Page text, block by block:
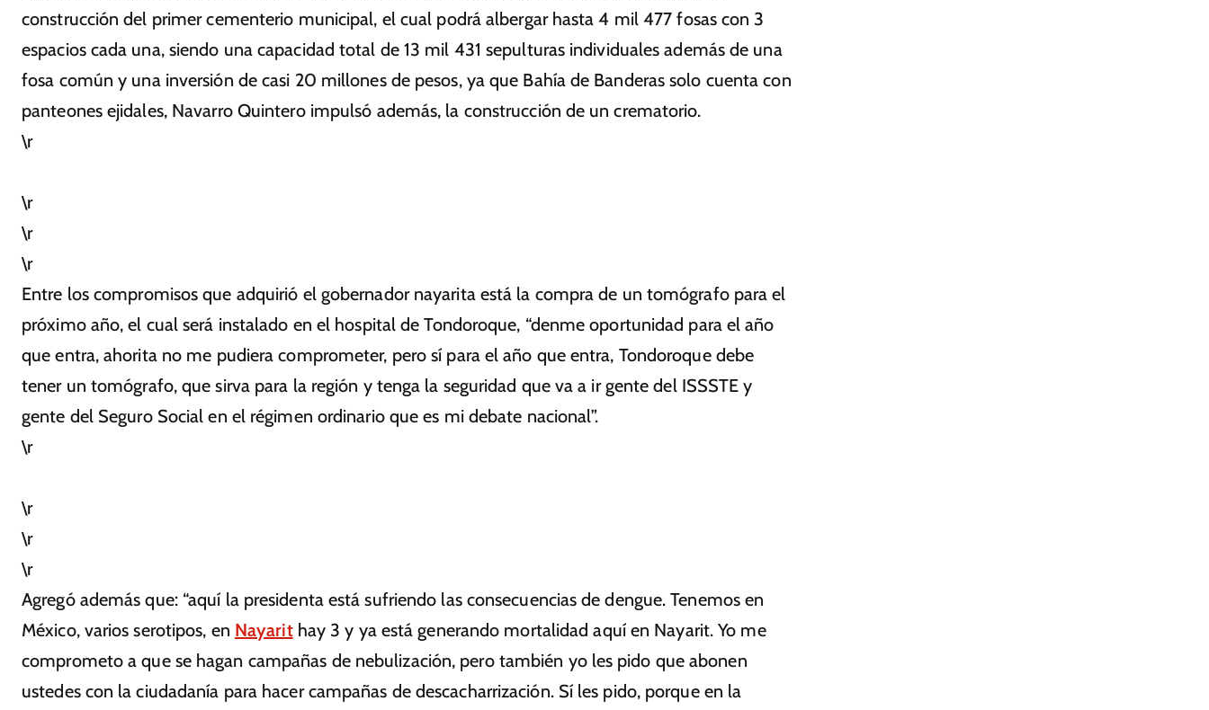
construcción del primer cementerio municipal, el cual podrá albergar hasta 4 mil 477 fosas con 3
espacios cada una, siendo una capacidad total de 13 mil 431 sepulturas individuales además de una
fosa común y una inversión de casi 20 millones de pesos, ya que Bahía de Banderas solo cuenta con
panteones ejidales, Navarro Quintero impulsó además, la construcción de un crematorio.
\r
\r
\r
\r
Entre los compromisos que adquirió el gobernador nayarita está la compra de un tomógrafo para el
próximo año, el cual será instalado en el hospital de Tondoroque, “denme oportunidad para el año
que entra, ahorita no me pudiera comprometer, pero sí para el año que entra, Tondoroque debe
tener un tomógrafo, que sirva para la región y tenga la seguridad que va a ir gente del ISSSTE y
gente del Seguro Social en el régimen ordinario que es mi debate nacional”.
\r
\r
\r
\r
Agregó además que: “aquí la presidenta está sufriendo las consecuencias de dengue. Tenemos en
México, varios serotipos, en Nayarithay 3 y ya está generando mortalidad aquí en Nayarit. Yo me
comprometo a que se hagan campañas de nebulización, pero también yo les pido que abonen
ustedes con la ciudadanía para hacer campañas de descacharrización. Sí les pido, porque en la